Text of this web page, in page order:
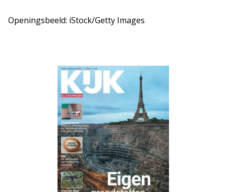
Openingsbeeld: iStock/Getty Images